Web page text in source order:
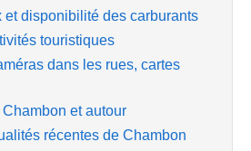
et disponibilité des carburants
touristiques
dans les rues, cartes
et autour
récentes de Chambon